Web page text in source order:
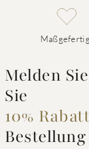
Melden
Sie
10% Rabatt
Bestellung